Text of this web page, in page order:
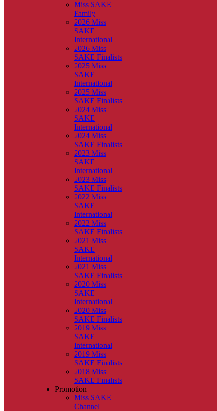
Miss SAKE
Family
2026 Miss
SAKE
International
2026 Miss
SAKE Finalists
2025 Miss
SAKE
International
2025 Miss
SAKE Finalists
2024 Miss
SAKE
International
2024 Miss
SAKE Finalists
2023 Miss
SAKE
International
2023 Miss
SAKE Finalists
2022 Miss
SAKE
International
2022 Miss
SAKE Finalists
2021 Miss
SAKE
International
2021 Miss
SAKE Finalists
2020 Miss
SAKE
International
2020 Miss
SAKE Finalists
2019 Miss
SAKE
International
2019 Miss
SAKE Finalists
2018 Miss
SAKE Finalists
Promotion
Miss SAKE
Channel